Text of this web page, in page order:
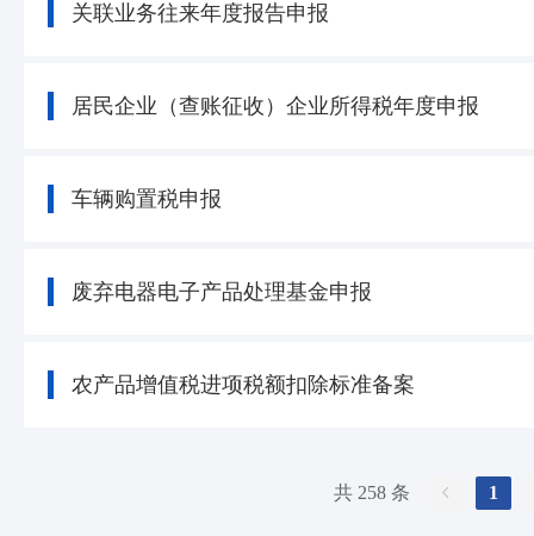
关联业务往来年度报告申报
居民企业（查账征收）企业所得税年度申报
车辆购置税申报
废弃电器电子产品处理基金申报
农产品增值税进项税额扣除标准备案
共 258 条 1